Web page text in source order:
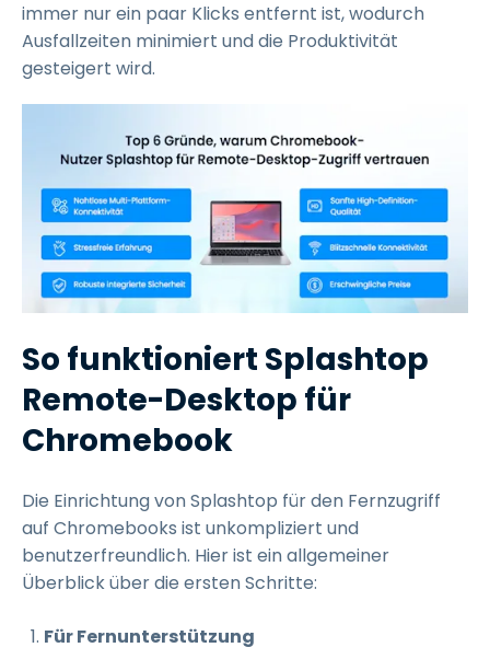
immer nur ein paar Klicks entfernt ist, wodurch
Ausfallzeiten minimiert und die Produktivität
gesteigert wird.
So funktioniert Splashtop
Remote-Desktop für
Chromebook
Die Einrichtung von Splashtop für den Fernzugriff
auf Chromebooks ist unkompliziert und
benutzerfreundlich. Hier ist ein allgemeiner
Überblick über die ersten Schritte:
Für Fernunterstützung